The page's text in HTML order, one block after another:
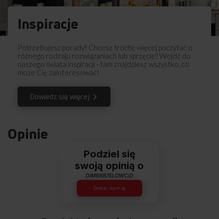
Inspiracje
Potrzebujesz porady? Chcesz trochę więcej poczytać o
różnego rodzaju rozwiązaniach lub sprzęcie? Wejdź do
naszego świata inspiracji - tam znajdziesz wszystko, co
może Cię zainteresować!
Dowiedz się więcej
Opinie
Podziel się
swoją opinią o
DIM66B7ELOWCiD
Dodaj opinię